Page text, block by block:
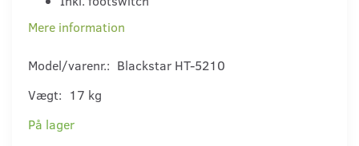
Mere information
Model/varenr.: Blackstar HT-5210
Vægt: 17 kg
På lager